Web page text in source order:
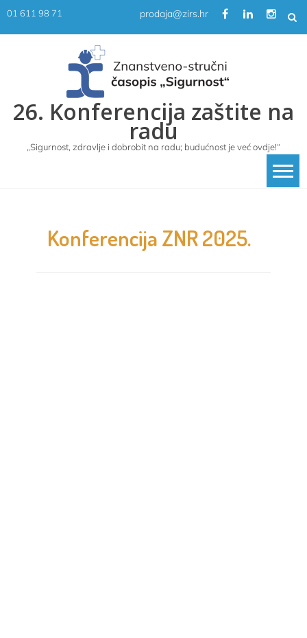
Skip01 611 98 71 prodaja@zirs.hr
26. Konferencija zaštite na
radu
„Sigurnost, zdravlje i dobrobit na radu; budućnost je već ovdje!“
Konferencija ZNR 2025.